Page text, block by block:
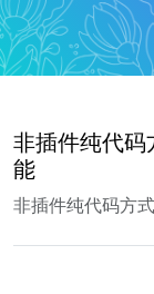
非插件纯代码
能
非插件纯代码方